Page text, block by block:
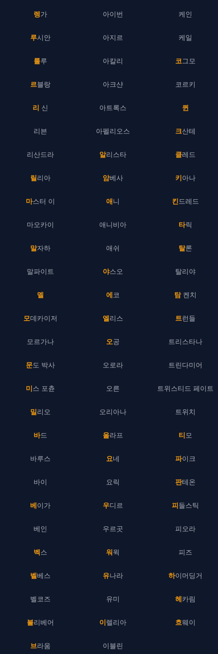
렝가
루시안
룰루
르블랑
리 신
리븐
리산드라
릴리아
마스터 이
마오카이
말자하
말파이트
멜
모데카이저
모르가나
문도 박사
미스 포츈
밀리오
바드
바루스
바이
베이가
베인
벡스
벨베스
벨코즈
볼리베어
브라움
아이번
아지르
아칼리
아크샨
아트록스
아펠리오스
알리스타
암베사
애니
애니비아
애쉬
야스오
에코
엘리스
오공
오로라
오른
오리아나
올라프
요네
요릭
우디르
우르곳
워윅
유나라
유미
이렐리아
이블린
케인
케일
코그모
코르키
퀸
크산테
클레드
키아나
킨드레드
타릭
탈론
탈리야
탐 켄치
트런들
트리스타나
트린다미어
트위스티드 페이트
트위치
티모
파이크
판테온
피들스틱
피오라
피즈
하이머딩거
헤카림
흐웨이